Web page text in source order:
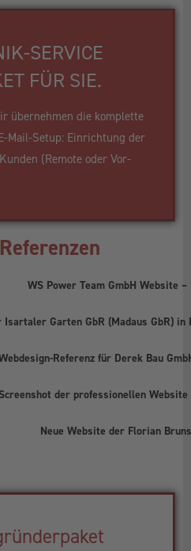
SERVICE
FÜR SIE.
übernehmen die komplette
Mail-Setup: Einrichtung der
(Remote oder Vor-